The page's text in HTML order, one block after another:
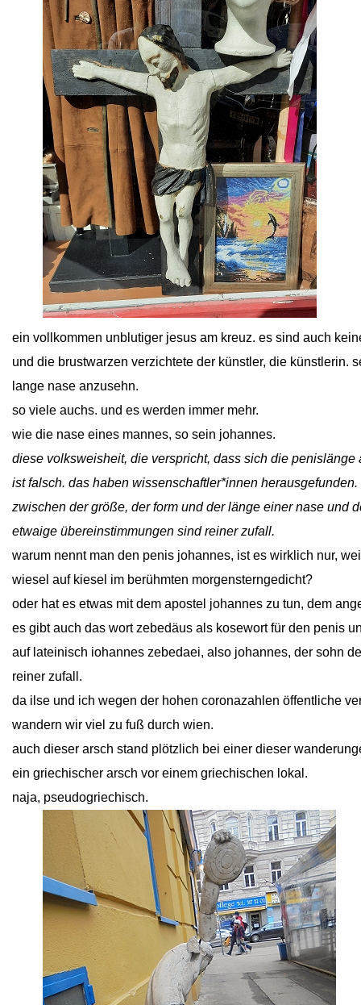
ein vollkommen unblutiger jesus am kreuz. es sind auch
und die brustwarzen verzichtete der künstler, die künstlerin.
lange nase anzusehn.
so viele auchs. und es werden immer mehr.
wie die nase eines mannes, so sein johannes.
diese volksweisheit, die verspricht, dass sich die
ist falsch. das haben wissenschaftler*innen
zwischen der größe, der form und der länge einer nase und
etwaige übereinstimmungen sind reiner zufall.
warum nennt man den penis johannes, ist es wirklich nur,
wiesel auf kiesel im berühmten morgensterngedicht?
oder hat es etwas mit dem apostel johannes zu tun, dem
es gibt auch das wort zebedäus als kosewort für den penis
auf lateinisch iohannes zebedaei, also johannes, der sohn
reiner zufall.
da ilse und ich wegen der hohen coronazahlen öffentliche
wandern wir viel zu fuß durch wien.
auch dieser arsch stand plötzlich bei einer dieser
ein griechischer arsch vor einem griechischen lokal.
naja, pseudogriechisch.